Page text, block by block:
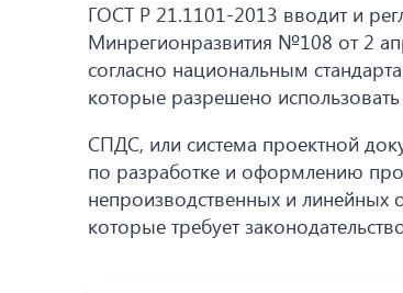
ГОСТ Р 21.1101-2013 вводит и
Минрегионразвития №108 от 2
согласно национальным
которые разрешено
СПДС, или система проектной
по разработке и оформлению
непроизводственных и линейных
которые требует